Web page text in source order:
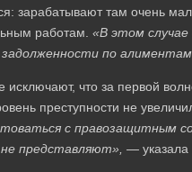
зарабатывают там очень
работам. «В этом
задолженности по
исключают, что за первой
преступности не
с правозащитным
не представляют», —